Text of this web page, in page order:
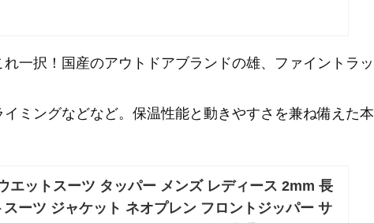
一択！国産のアウトドアブランドの雄、ファイントラッ
ミングなどなど。保温性能と動きやすさを兼ね備えた本
エットスーツ タッパー メンズ レディース 2mm 長
ーツ ジャケット ネオプレン フロントジッパー サ